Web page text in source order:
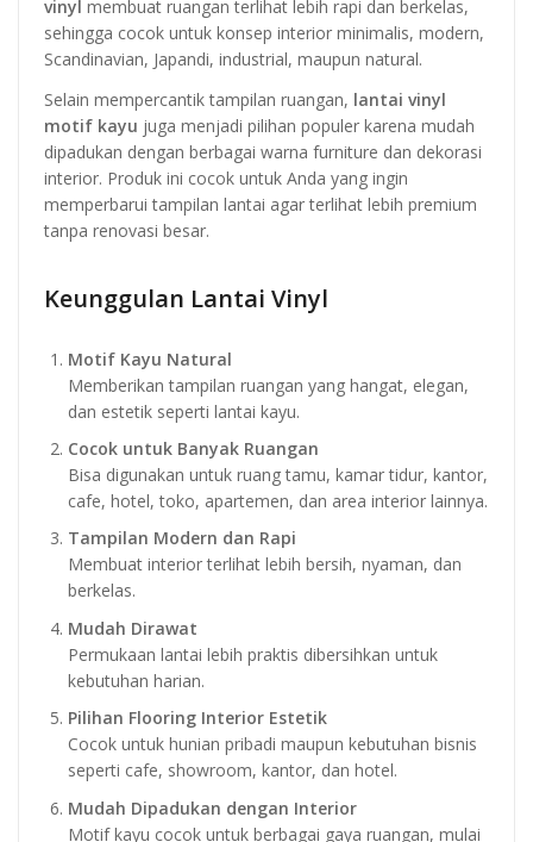
vinyl membuat ruangan terlihat lebih rapi dan berkelas,
sehingga cocok untuk konsep interior minimalis, modern,
Scandinavian, Japandi, industrial, maupun natural.
Selain mempercantik tampilan ruangan, lantai vinyl
motif kayu juga menjadi pilihan populer karena mudah
dipadukan dengan berbagai warna furniture dan dekorasi
interior. Produk ini cocok untuk Anda yang ingin
memperbarui tampilan lantai agar terlihat lebih premium
tanpa renovasi besar.
Keunggulan Lantai Vinyl
Motif Kayu Natural
Memberikan tampilan ruangan yang hangat, elegan,
dan estetik seperti lantai kayu.
Cocok untuk Banyak Ruangan
Bisa digunakan untuk ruang tamu, kamar tidur, kantor,
cafe, hotel, toko, apartemen, dan area interior lainnya.
Tampilan Modern dan Rapi
Membuat interior terlihat lebih bersih, nyaman, dan
berkelas.
Mudah Dirawat
Permukaan lantai lebih praktis dibersihkan untuk
kebutuhan harian.
Pilihan Flooring Interior Estetik
Cocok untuk hunian pribadi maupun kebutuhan bisnis
seperti cafe, showroom, kantor, dan hotel.
Mudah Dipadukan dengan Interior
Motif kayu cocok untuk berbagai gaya ruangan, mulai